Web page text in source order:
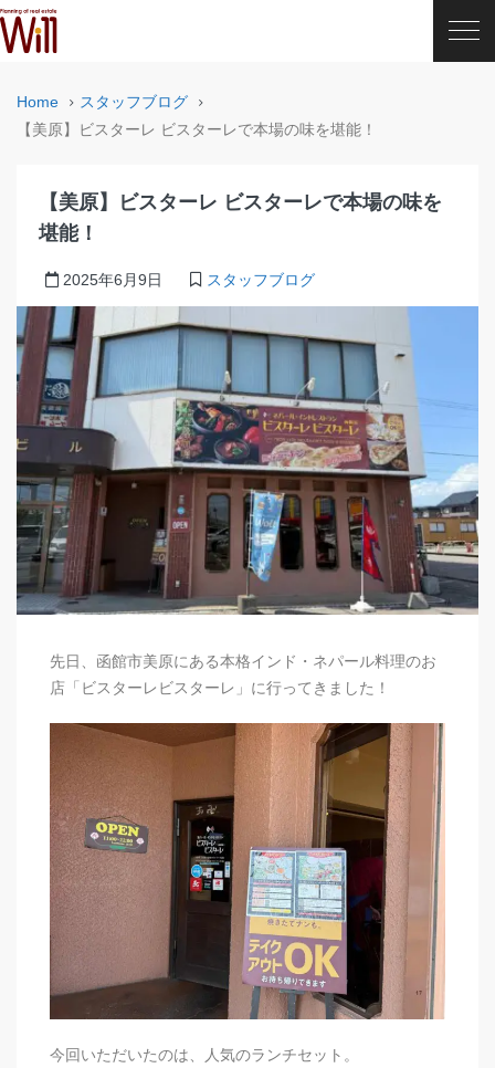
Home
スタッフブログ
【美原】ビスターレ ビスターレで本場の味を堪能！
【美原】ビスターレ ビスターレで本場の味を
堪能！
2025年6月9日 スタッフブログ
先日、函館市美原にある本格インド・ネパール料理のお
店「ビスターレビスターレ」に行ってきました！
今回いただいたのは、人気のランチセット。